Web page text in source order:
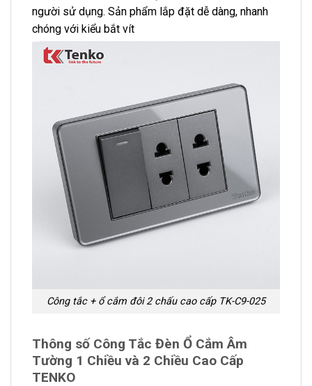
người sử dụng. Sản phẩm lắp đặt dễ dàng, nhanh
chóng với kiểu bắt vít
Công tắc + ổ cắm đôi 2 chấu cao cấp TK-C9-025
Thông số Công Tắc Đèn Ổ Cắm Âm
Tường 1 Chiều và 2 Chiều Cao Cấp
TENKO